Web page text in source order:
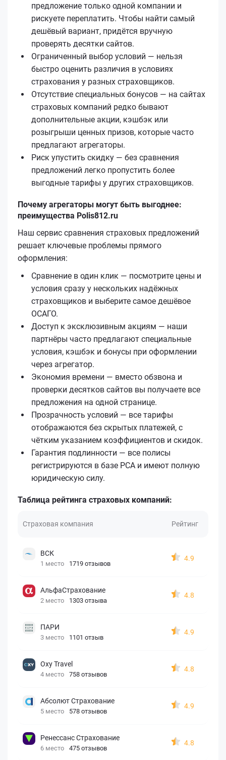
предложение только одной компании и
рискуете переплатить. Чтобы найти самый
дешёвый вариант, придётся вручную
проверять десятки сайтов.
Ограниченный выбор условий — нельзя
быстро оценить различия в условиях
страхования у разных страховщиков.
Отсутствие специальных бонусов — на сайтах
страховых компаний редко бывают
дополнительные акции, кэшбэк или
розыгрыши ценных призов, которые часто
предлагают агрегаторы.
Риск упустить скидку — без сравнения
предложений легко пропустить более
выгодные тарифы у других страховщиков.
Почему агрегаторы могут быть выгоднее:
преимущества Polis812.ru
Наш сервис сравнения страховых предложений
решает ключевые проблемы прямого
оформления:
Сравнение в один клик — посмотрите цены и
условия сразу у нескольких надёжных
страховщиков и выберите самое дешёвое
ОСАГО.
Доступ к эксклюзивным акциям — наши
партнёры часто предлагают специальные
условия, кэшбэк и бонусы при оформлении
через агрегатор.
Экономия времени — вместо обзвона и
проверки десятков сайтов вы получаете все
предложения на одной странице.
Прозрачность условий — все тарифы
отображаются без скрытых платежей, с
чётким указанием коэффициентов и скидок.
Гарантия подлинности — все полисы
регистрируются в базе РСА и имеют полную
юридическую силу.
Таблица рейтинга страховых компаний:
Страховая компания Рейтинг
ВСК
1 место 1719 отзывов
4.9
АльфаСтрахование
2 место 1303 отзыва
4.8
ПАРИ
3 место 1101 отзыв
4.9
Oxy Travel
4 место 758 отзывов
4.8
Абсолют Страхование
5 место 578 отзывов
4.9
Ренессанс Страхование
6 место 475 отзывов
4.8